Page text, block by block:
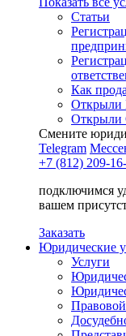
Статьи
Как
Открыли
Смените
Telegram
+7 (812) 209-
подключимся
вашем
Заказать
Юридические
Услуги